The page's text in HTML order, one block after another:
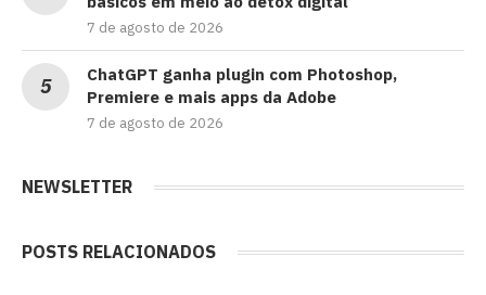
7 de agosto de 2026
ChatGPT ganha plugin com Photoshop,
Premiere e mais apps da Adobe
7 de agosto de 2026
NEWSLETTER
POSTS RELACIONADOS